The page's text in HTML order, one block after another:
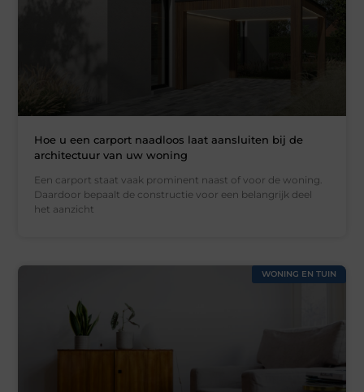
Hoe u een carport naadloos laat aansluiten bij de
architectuur van uw woning
Een carport staat vaak prominent naast of voor de woning.
Daardoor bepaalt de constructie voor een belangrijk deel
het aanzicht
WONING EN TUIN